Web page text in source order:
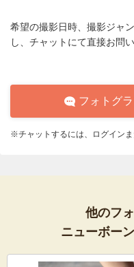
希望の撮影日時、撮影ジャ
し、チャットにて直接お問
フォトグ
※チャットするには、ログインま
他のフ
ニューボー